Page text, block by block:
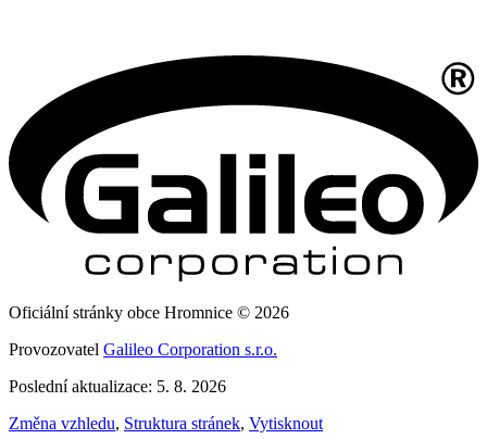
Oficiální stránky obce Hromnice © 2026
Provozovatel Galileo Corporation s.r.o.
Poslední aktualizace: 5. 8. 2026
Změna vzhledu, Struktura stránek, Vytisknout